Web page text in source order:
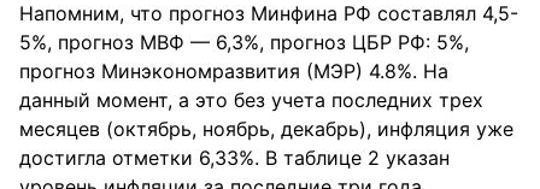
Напомним, что прогноз Минфина РФ составлял 4,5-
5%, прогноз МВФ — 6,3%, прогноз ЦБР РФ: 5%,
прогноз Минэкономразвития (МЭР) 4.8%. На
данный момент, а это без учета последних трех
месяцев (октябрь, ноябрь, декабрь), инфляция уже
достигла отметки 6,33%. В таблице 2 указан